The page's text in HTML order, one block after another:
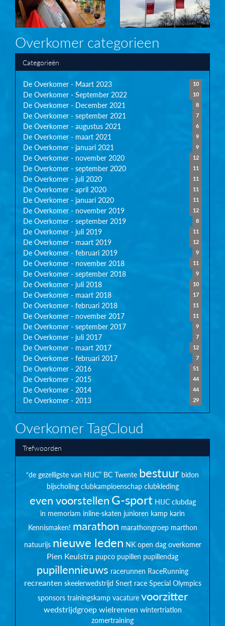
Overkomer categorieen
Categorieën
10
De Overkomer - Maart 2023
10
De Overkomer - September 2022
8
De Overkomer - December 2021
7
De Overkomer - september 2021
6
De Overkomer - augustus 2021
9
De Overkomer - maart 2021
9
De Overkomer - januari 2021
12
De Overkomer - november 2020
11
De Overkomer - september 2020
11
De Overkomer - juli 2020
11
De Overkomer - april 2020
11
De Overkomer - januari 2020
12
De Overkomer - november 2019
8
De Overkomer - september 2019
11
De Overkomer - juli 2019
12
De Overkomer - maart 2019
9
De Overkomer - februari 2019
11
De Overkomer - november 2018
9
De Overkomer - september 2018
10
De Overkomer - juli 2018
17
De Overkomer - maart 2018
11
De Overkomer - februari 2018
11
De Overkomer - november 2017
9
De Overkomer - september 2017
7
De Overkomer - juli 2017
12
De Overkomer - maart 2017
7
De Overkomer - februari 2017
51
De Overkomer - 2016
44
De Overkomer - 2015
44
De Overkomer - 2014
29
De Overkomer - 2013
Overkomer TagCloud
Trefwoorden
“de gezelligste van HIJC” BC Twente bestuur bidon
bijscholing clubkampioenschap clubkleding
even voorstellenG-sport HIJC clubdag
in memoriam inline-skaten junioren kamp karin
Kennismaken! marathon marathongroep marthon
natuurijs nieuwe leden NK open dag overkomer
Pien Keulstra pupco pupillen pupillendag
pupillennieuws racerunnen RaceRunning
recreanten skeelerwedstrijd Snert race Special Olympics
sponsors trainingskamp vacature voorzitter
wedstrijdgroepwielrennen wintertriatlon
zomertraining